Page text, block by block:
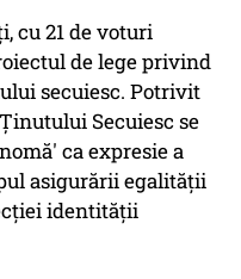
cu 21 de voturi
de lege privind
secuiesc. Potrivit
Secuiesc se
ca expresie a
asigurării egalităţii
identităţii